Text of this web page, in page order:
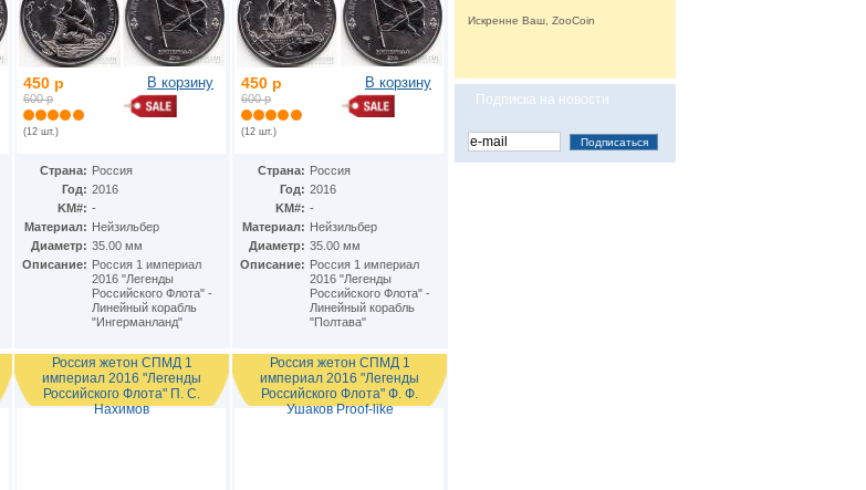
Искренне Ваш, ZooCoin
Подписка на новости
450 р
600 р
(12 шт.)
В корзину
Страна: Россия
Год: 2016
KM#: -
Материал: Нейзильбер
Диаметр: 35.00 мм
Описание: Россия 1 империал
2016 "Легенды
Российского Флота" -
Линейный корабль
"Ингерманланд"
450 р
600 р
(12 шт.)
В корзину
Страна: Россия
Год: 2016
KM#: -
Материал: Нейзильбер
Диаметр: 35.00 мм
Описание: Россия 1 империал
2016 "Легенды
Российского Флота" -
Линейный корабль
"Полтава"
Россия жетон СПМД 1
империал 2016 "Легенды
Российского Флота" П. С.
Нахимов
Россия жетон СПМД 1
империал 2016 "Легенды
Российского Флота" Ф. Ф.
Ушаков Proof-like